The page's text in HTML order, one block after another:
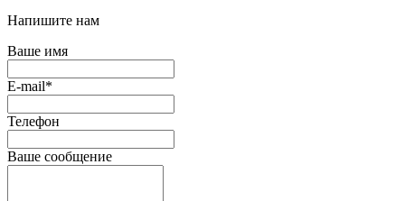
Напишите нам
Ваше имя
E-mail*
Телефон
Ваше сообщение